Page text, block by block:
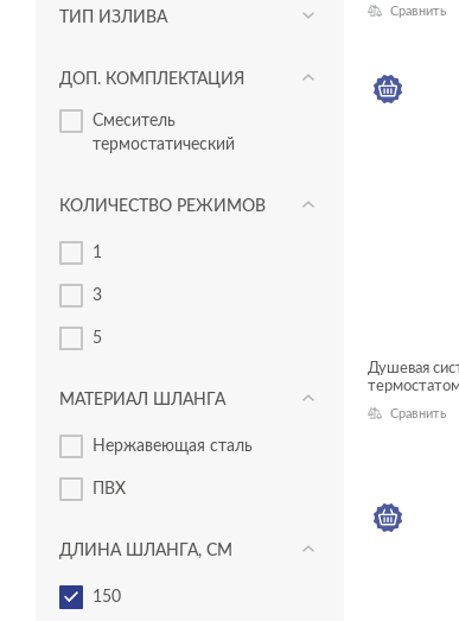
VIBE
VIVO
ТИП ИЗЛИВА
ДОП. КОМПЛЕКТАЦИЯ
смеситель
термостатический
КОЛИЧЕСТВО РЕЖИМОВ
1
3
5
МАТЕРИАЛ ШЛАНГА
нержавеющая сталь
ПВХ
ДЛИНА ШЛАНГА, СМ
150
Сравнить
Душевая
Сравнить